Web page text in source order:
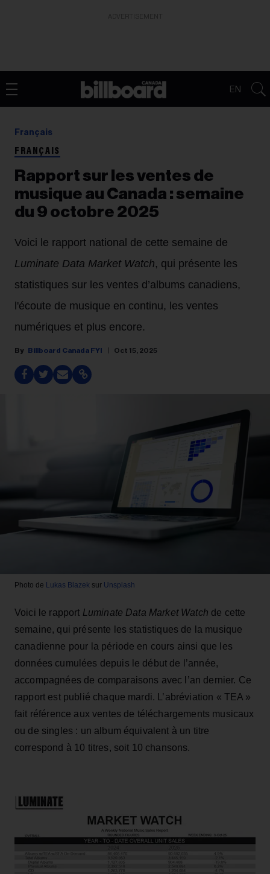
EN
Français
FRANÇAIS
Rapport sur les ventes de
musique au Canada : semaine
du 9 octobre 2025
Voici le rapport national de cette semaine de
Luminate Data Market Watch, qui présente les
statistiques sur les ventes d’albums canadiens,
l'écoute de musique en continu, les ventes
numériques et plus encore.
Billboard Canada FYI Oct 15, 2025
Photo de Lukas Blazek sur Unsplash
Voici le rapport Luminate Data Market Watch de cette
semaine, qui présente les statistiques de la musique
canadienne pour la période en cours ainsi que les
données cumulées depuis le début de l’année,
accompagnées de comparaisons avec l’an dernier. Ce
rapport est publié chaque mardi. L’abréviation « TEA »
fait référence aux ventes de téléchargements musicaux
ou de singles : un album équivalent à un titre
correspond à 10 titres, soit 10 chansons.